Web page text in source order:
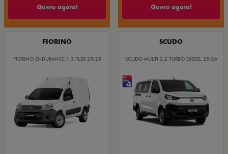
Quero agora! Quero agora!
FIORINO
FIORINO ENDURANCE 1.3 FLEX 25/25
SCUDO
SCUDO MULTI 2.2 TURBO DIESEL 25/26